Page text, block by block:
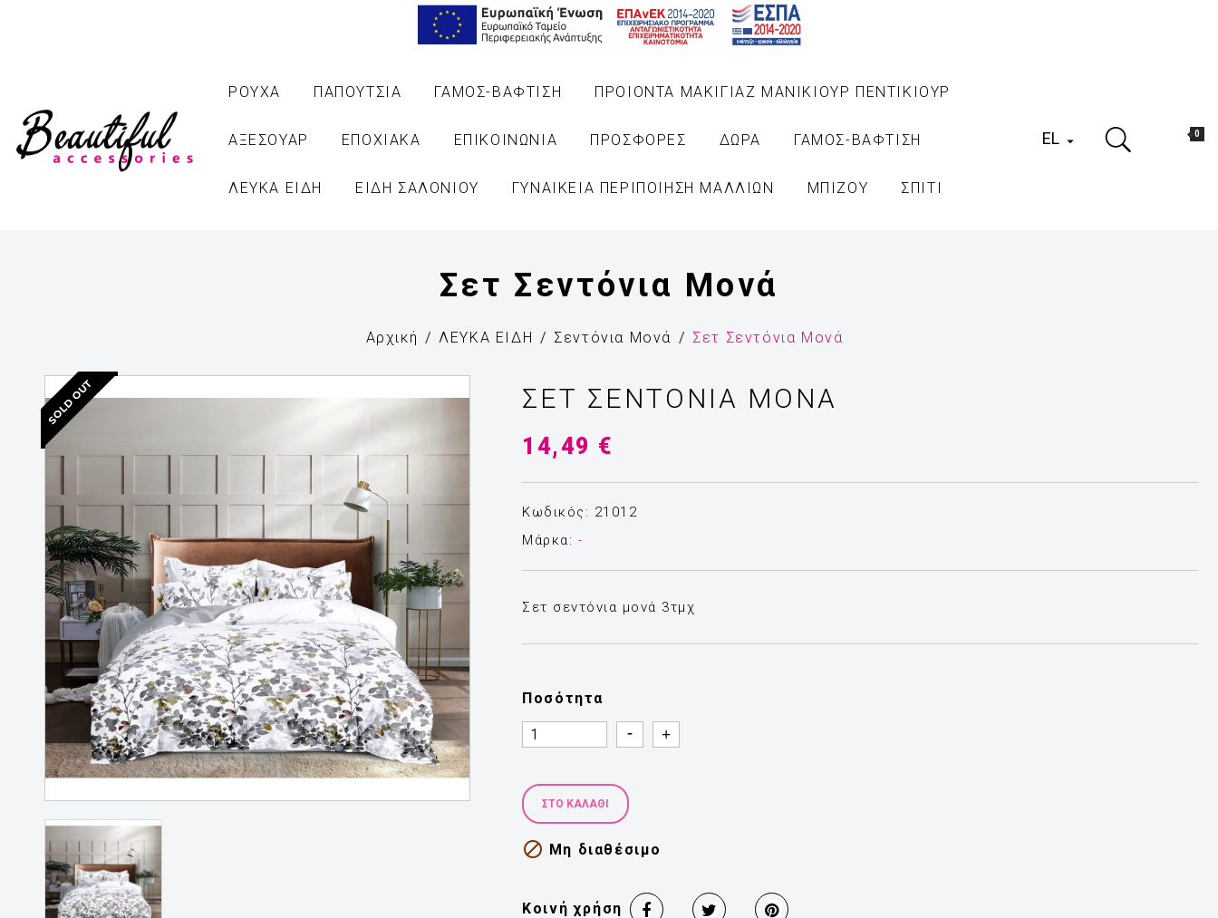
ΡΟΥΧΑ ΠΑΠΟΥΤΣΙΑ ΓΑΜΟΣ-ΒΑΦΤΙΣΗ ΠΡΟΙΟΝΤΑ ΜΑΚΙΓΙΑΖ ΜΑΝΙΚΙΟΥΡ ΠΕΝΤΙΚΙΟΥΡ
ΑΞΕΣΟΥΑΡ ΕΠΟΧΙΑΚΑ ΕΠΙΚΟΙΝΩΝΙΑ ΠΡΟΣΦΟΡΕΣ ΔΩΡΑ ΓΑΜΟΣ-ΒΑΦΤΙΣΗ
ΛΕΥΚΑ ΕΙΔΗ ΕΙΔΗ ΣΑΛΟΝΙΟΥ ΓΥΝΑΙΚΕΙΑ ΠΕΡΙΠΟΙΗΣΗ ΜΑΛΛΙΩΝ ΜΠΙΖΟΥ ΣΠΙΤΙ
EL  0
Σετ Σεντόνια Μονά
Αρχική ΛΕΥΚΑ ΕΙΔΗ Σεντόνια Μονά Σετ Σεντόνια Μονά
SOLD OUT ΣΕΤ ΣΕΝΤΌΝΙΑ ΜΟΝΆ
14,49 €
Κωδικός: 21012
Μάρκα: -
Σετ σεντόνια μονά 3τμχ
Ποσότητα
Quantity
Quantity
ΣΤΟ ΚΑΛΆΘΙ
 Μη διαθέσιμο
Κοινή χρήση